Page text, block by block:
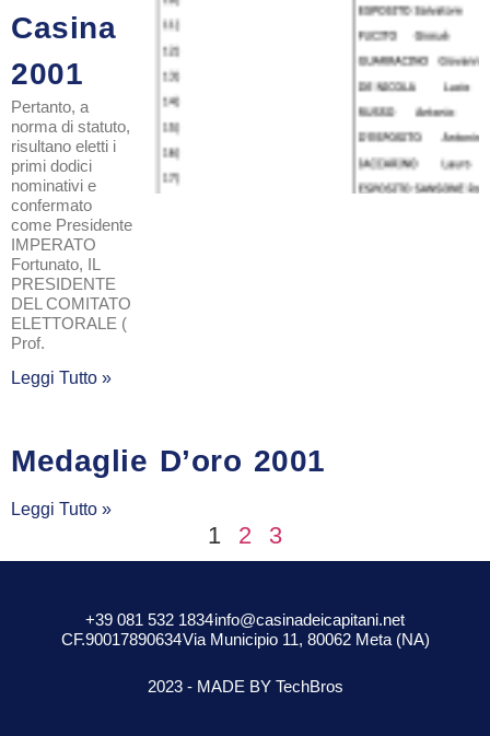
Casina
2001
Pertanto, a
norma di statuto,
risultano eletti i
primi dodici
nominativi e
confermato
come Presidente
IMPERATO
Fortunato, IL
PRESIDENTE
DEL COMITATO
ELETTORALE (
Prof.
Leggi Tutto »
Medaglie D’oro 2001
Leggi Tutto »
1 2 3
+39 081 532 1834info@casinadeicapitani.net
CF.90017890634Via Municipio 11, 80062 Meta (NA)
2023 - MADE BY TechBros